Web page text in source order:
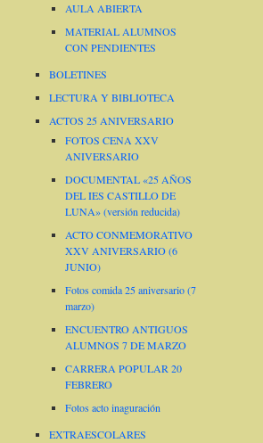
AULA ABIERTA
MATERIAL ALUMNOS
CON PENDIENTES
BOLETINES
LECTURA Y BIBLIOTECA
ACTOS 25 ANIVERSARIO
FOTOS CENA XXV
ANIVERSARIO
DOCUMENTAL «25 AÑOS
DEL IES CASTILLO DE
LUNA» (versión reducida)
ACTO CONMEMORATIVO
XXV ANIVERSARIO (6
JUNIO)
Fotos comida 25 aniversario (7
marzo)
ENCUENTRO ANTIGUOS
ALUMNOS 7 DE MARZO
CARRERA POPULAR 20
FEBRERO
Fotos acto inaguración
EXTRAESCOLARES